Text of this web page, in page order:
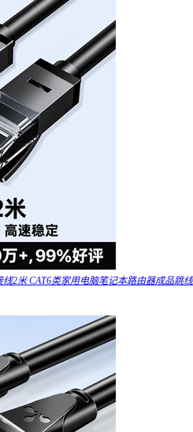
2米 CAT6类家用电脑笔记本路由器成品跳线